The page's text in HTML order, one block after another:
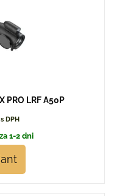
PRO LRF A50P
s DPH
1-2 dni